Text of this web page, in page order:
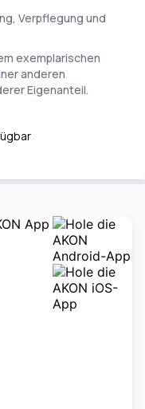
Verpflegung und
exemplarischen
anderen
Eigenanteil.